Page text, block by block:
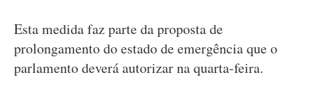
Esta medida faz parte da proposta de
prolongamento do estado de emergência que o
parlamento deverá autorizar na quarta-feira.